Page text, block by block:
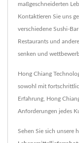
maßgeschneiderten
Kontaktieren Sie uns
verschiedene Sushi-
Restaurants und
senken und
Hong Chiang
sowohl mit
Erfahrung, Hong
Anforderungen jedes
Sehen Sie sich unsere